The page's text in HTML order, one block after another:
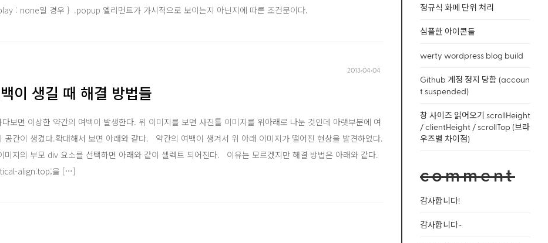
: none일 경우 } .popup 엘리먼트가 가시적으로 보이는지 아닌지에 따른 조건문이다.
2013‧04‧04
이 생길 때 해결 방법들
보면 이상한 약간의 여백이 발생한다. 위 이미지를 보면 사진틀 이미지를 위아래로 나눈 것인데 아랫부분에 여
공간이 생겼다.확대해서 보면 아래와 같다. 약간의 여백이 생겨서 위 아래 이미지가 떨어진 현상을 발견하였다.
미지의 부모 div 요소를 선택하면 아래와 같이 셀렉트 되어진다. 이유는 모르겠지만 해결 방법은 아래와 같다.
align:top;을 […]
정규식 화폐 단위 처리
심플한 아이콘들
werty wordpress blog build
Github 계정 정지 당함 (accoun
t suspended)
창 사이즈 읽어오기 scrollHeight
/ clientHeight / scrollTop (브라
우즈별 차이점)
comment
감사합니다!
감사합니다~